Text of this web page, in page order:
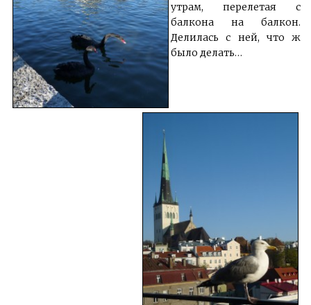
утрам, перелетая с
балкона на балкон.
Делилась с ней, что ж
было делать…